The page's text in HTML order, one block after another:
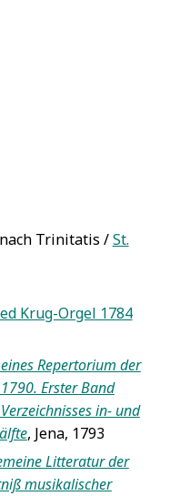
nach Trinitatis /St.
Krug-Orgel 1784
Repertorium der
Erster Band
in- und
, Jena, 1793
Litteratur der
musikalischer